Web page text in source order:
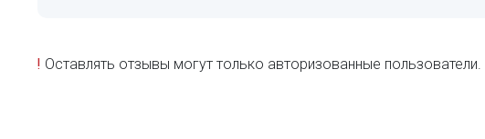
! Оставлять отзывы могут только авторизованные пользователи.